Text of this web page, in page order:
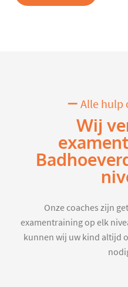
Alle hulp
Wij
Onze coaches zijn
examentraining op elk
kunnen wij uw kind altijd